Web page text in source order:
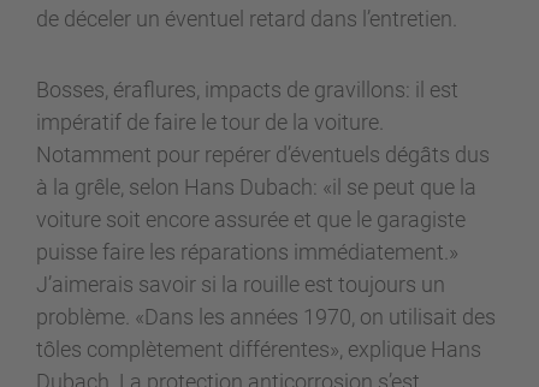
de déceler un éventuel retard dans l’entretien.
Bosses, éraflures, impacts de gravillons: il est
impératif de faire le tour de la voiture.
Notamment pour repérer d’éventuels dégâts dus
à la grêle, selon Hans Dubach: «il se peut que la
voiture soit encore assurée et que le garagiste
puisse faire les réparations immédiatement.»
J’aimerais savoir si la rouille est toujours un
problème. «Dans les années 1970, on utilisait des
tôles complètement différentes», explique Hans
Dubach. La protection anticorrosion s’est